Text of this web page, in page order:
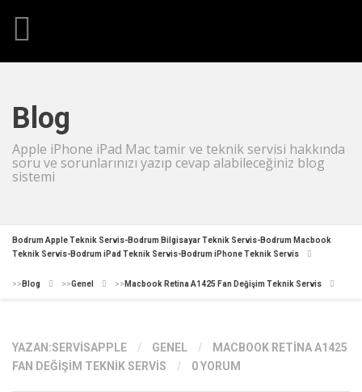
Blog
Apple iPhone iPad Mac tamir ve teknik servisi hakkında
soru ve sorunlarınızı yazıp cevap alabileceğiniz blog
sistemi
Bodrum Apple Teknik Servis-Bodrum Bilgisayar Teknik Servis-Bodrum Macbook
Teknik Servis-Bodrum iPad Teknik Servis-Bodrum iPhone Teknik Servis
>> Blog >>Genel >> Macbook Retina A1425 Fan Değişim Teknik Servis
YAZAN:SERVISAPPLE / GENEL /
MACBOOK RETINA A1425
FAN DEĞIŞIM TEKNIK SERVIS
/ 0 YORUM